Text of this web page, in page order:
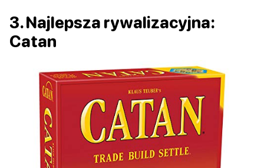
3. Najlepsza rywalizacyjna:
Catan